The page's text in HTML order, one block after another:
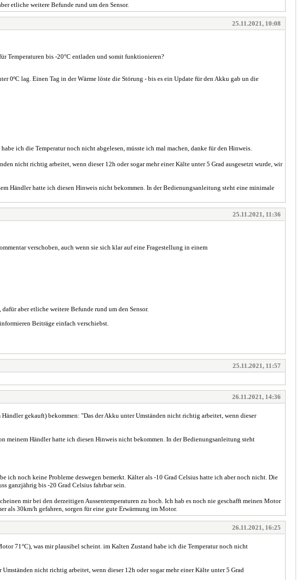
etliche weitere Befunde rund um den Sensor.
25.11.2021, 10:08
Temperaturen bis -20°C entladen und somit funktionieren?
0ºC lag. Einen Tag in der Wärme löste die Störung - bis es ein Update für den Akku gab un die
ich die Temperatur noch nicht abgelesen, müsste ich mal machen, danke für den Hinweis.
nicht richtig arbeitet, wenn dieser 12h oder sogar mehr einer Kälte unter 5 Grad ausgesetzt wurde, wir
Händler hatte ich diesen Hinweis nicht bekommen. In der Bedienungsanleitung steht eine minimale
25.11.2021, 11:36
verschoben, auch wenn sie sich klar auf eine Fragestellung in einem
aber etliche weitere Befunde rund um den Sensor.
Beiträge einfach verschiebst.
25.11.2021, 11:57
26.11.2021, 14:36
gekauft) bekommen: "Das der Akku unter Umständen nicht richtig arbeitet, wenn dieser
meinem Händler hatte ich diesen Hinweis nicht bekommen. In der Bedienungsanleitung steht
noch keine Probleme deswegen bemerkt. Kälter als -10 Grad Celsius hatte ich aber noch nicht. Die
ganzjährig bis -20 Grad Celsius fahrbar sein.
mir bei den derzeitigen Aussentemperaturen zu hoch. Ich hab es noch nie geschafft meinen Motor
als 30km/h gefahren, sorgen für eine gute Erwärmung im Motor.
26.11.2021, 16:25
71°C), was mir plausibel scheint. im Kalten Zustand habe ich die Temperatur noch nicht
nicht richtig arbeitet, wenn dieser 12h oder sogar mehr einer Kälte unter 5 Grad